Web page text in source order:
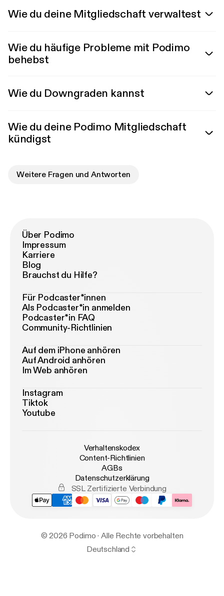
Wie du deine Mitgliedschaft verwaltest
Wie du häufige Probleme mit Podimo
behebst
Wie du Downgraden kannst
Wie du deine Podimo Mitgliedschaft
kündigst
Weitere Fragen und Antworten
Über Podimo
Impressum
Karriere
Blog
Brauchst du Hilfe?
Für Podcaster*innen
Als Podcaster*in anmelden
Podcaster*in FAQ
Community-Richtlinien
Auf dem iPhone anhören
Auf Android anhören
Im Web anhören
Instagram
Tiktok
Youtube
Verhaltenskodex
Content-Richtlinien
AGBs
Datenschutzerklärung
SSL Zertifizierte Verbindung
© 2026 Podimo · Alle Rechte vorbehalten
Deutschland